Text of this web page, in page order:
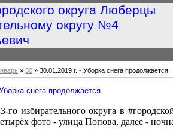
округа Люберцы
округу №4
» 30 » 30.01.2019 г. - Уборка снега продолжается
снега продолжается
го избирательного округа в
фото - улица Попова, далее -